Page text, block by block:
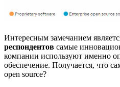
Интересным замечанием
респондентов самые
компании используют именно
обеспечение. Получается, что
open source?